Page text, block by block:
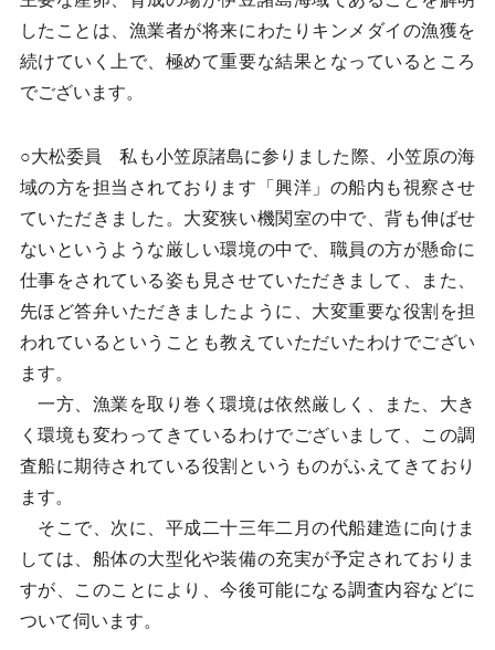
したことは、漁業者が将来にわたりキンメダイの漁獲を
続けていく上で、極めて重要な結果となっているところ
でございます。
○大松委員 私も小笠原諸島に参りました際、小笠原の海
域の方を担当されております「興洋」の船内も視察させ
ていただきました。大変狭い機関室の中で、背も伸ばせ
ないというような厳しい環境の中で、職員の方が懸命に
仕事をされている姿も見させていただきまして、また、
先ほど答弁いただきましたように、大変重要な役割を担
われているということも教えていただいたわけでござい
ます。
一方、漁業を取り巻く環境は依然厳しく、また、大き
く環境も変わってきているわけでございまして、この調
査船に期待されている役割というものがふえてきており
ます。
そこで、次に、平成二十三年二月の代船建造に向けま
しては、船体の大型化や装備の充実が予定されておりま
すが、このことにより、今後可能になる調査内容などに
ついて伺います。